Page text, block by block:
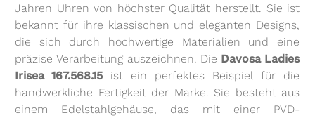
Jahren Uhren von höchster Qualität herstellt. Sie ist
bekannt für ihre klassischen und eleganten Designs,
die sich durch hochwertige Materialien und eine
präzise Verarbeitung auszeichnen. Die Davosa Ladies
Irisea 167.568.15 ist ein perfektes Beispiel für die
handwerkliche Fertigkeit der Marke. Sie besteht aus
einem Edelstahlgehäuse, das mit einer PVD-